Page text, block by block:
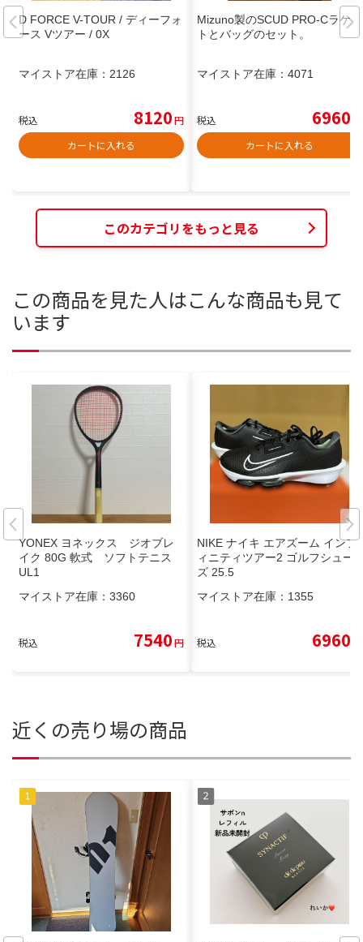
D FORCE V-TOUR / ディーフォ
ース Vツアー / 0X
マイストア在庫： 2126
税込 8120円
カートに入れる
Mizuno製のSCUD PRO-Cラケッ
トとバッグのセット。
マイストア在庫： 4071
税込 6960
カートに入れる
このカテゴリをもっと見る
この商品を見た人はこんな商品も見て
います
YONEX ヨネックス ジオブレ
イク 80G 軟式 ソフトテニス
UL1
マイストア在庫： 3360
税込 7540円
NIKE ナイキ エアズーム インフ
ィニティツアー2 ゴルフシュー
ズ 25.5
マイストア在庫： 1355
税込 6960
近くの売り場の商品